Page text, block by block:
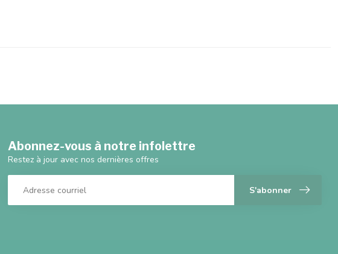
Abonnez-vous à notre infolettre
Restez à jour avec nos dernières offres
S'abonner